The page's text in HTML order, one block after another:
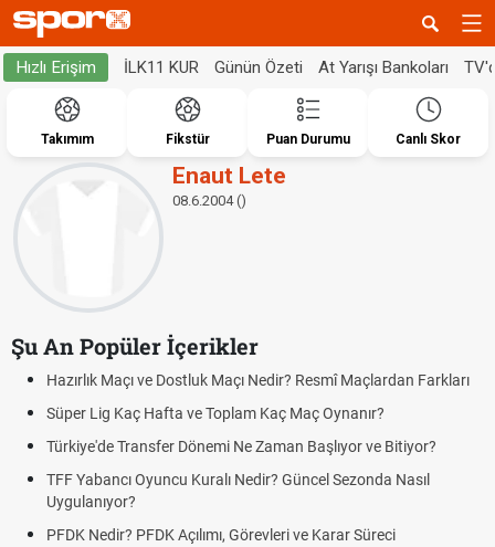
Hızlı Erişim İLK11 KUR Günün Özeti At Yarışı Bankoları
Takımım Fikstür Puan Durumu Canlı Skor
Enaut Lete
08.6.2004 ()
Şu An Popüler İçerikler
Hazırlık Maçı ve Dostluk Maçı Nedir? Resmî Maçlardan Farkları
Süper Lig Kaç Hafta ve Toplam Kaç Maç Oynanır?
Türkiye'de Transfer Dönemi Ne Zaman Başlıyor ve Bitiyor?
TFF Yabancı Oyuncu Kuralı Nedir? Güncel Sezonda Nasıl
Uygulanıyor?
PFDK Nedir? PFDK Açılımı, Görevleri ve Karar Süreci